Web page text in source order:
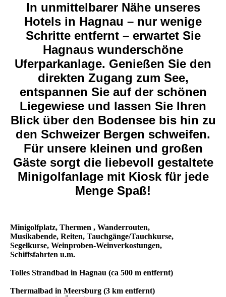
In unmittelbarer Nähe unseres
Hotels in Hagnau – nur wenige
Schritte entfernt – erwartet Sie
Hagnaus wunderschöne
Uferparkanlage. Genießen Sie den
direkten Zugang zum See,
entspannen Sie auf der schönen
Liegewiese und lassen Sie Ihren
Blick über den Bodensee bis hin zu
den Schweizer Bergen schweifen.
Für unsere kleinen und großen
Gäste sorgt die liebevoll gestaltete
Minigolfanlage mit Kiosk für jede
Menge Spaß!
Minigolfplatz, Thermen , Wanderrouten,
Musikabende, Reiten, Tauchgänge/Tauchkurse,
Segelkurse, Weinproben-Weinverkostungen,
Schiffsfahrten u.m.
Tolles Strandbad in Hagnau (ca 500 m entfernt)
Thermalbad in Meersburg (3 km entfernt)